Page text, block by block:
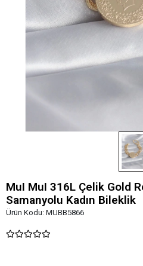
MuI MuI 316L Çelik Gold
Samanyolu Kadın Bileklik
Ürün Kodu: MUBB5866